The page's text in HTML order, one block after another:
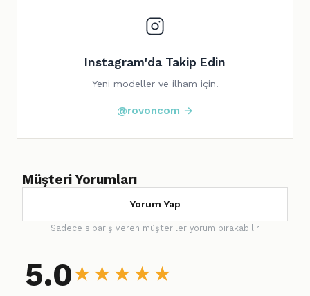
Instagram'da Takip Edin
Yeni modeller ve ilham için.
@rovoncom →
Müşteri Yorumları
Yorum Yap
Sadece sipariş veren müşteriler yorum bırakabilir
5.0★ ★ ★ ★ ★